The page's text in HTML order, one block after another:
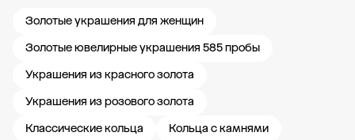
Золотые украшения для женщин
Золотые ювелирные украшения 585 пробы
Украшения из красного золота
Украшения из розового золота
Классические кольца
Кольца с камнями